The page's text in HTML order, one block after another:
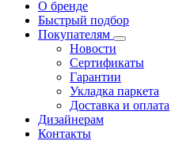
О бренде
Быстрый подбор
Покупателям
Новости
Сертификаты
Гарантии
Укладка паркета
Доставка и оплата
Дизайнерам
Контакты